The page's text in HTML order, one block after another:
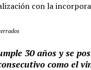
con la
30 años y se
como el